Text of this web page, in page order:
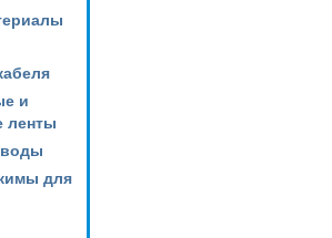
и
ленты
для